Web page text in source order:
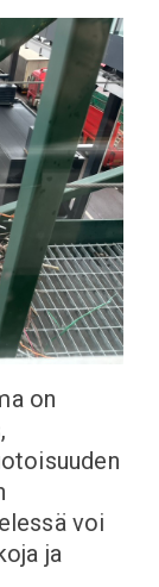
on
voi
ja